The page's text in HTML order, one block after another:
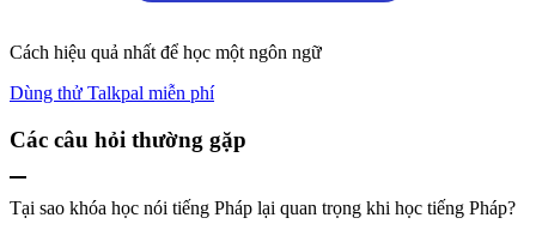
Cách hiệu quả nhất để học một ngôn ngữ
Dùng thử Talkpal miễn phí
Các câu hỏi thường gặp
Tại sao khóa học nói tiếng Pháp lại quan trọng khi học tiếng Pháp?